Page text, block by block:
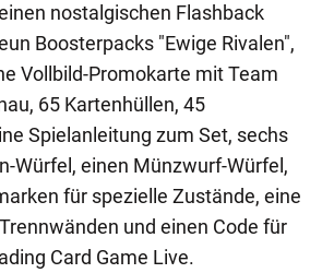
nostalgischen Flashback
Boosterpacks "Ewige Rivalen",
Vollbild-Promokarte mit Team
65 Kartenhüllen, 45
Spielanleitung zum Set, sechs
Würfel, einen Münzwurf-Würfel,
für spezielle Zustände, eine
und einen Code für
Card Game Live.